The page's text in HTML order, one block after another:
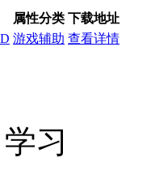
属性分类 下载地址
游戏辅助 查看详情
学习